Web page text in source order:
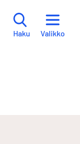
Haku Valikko